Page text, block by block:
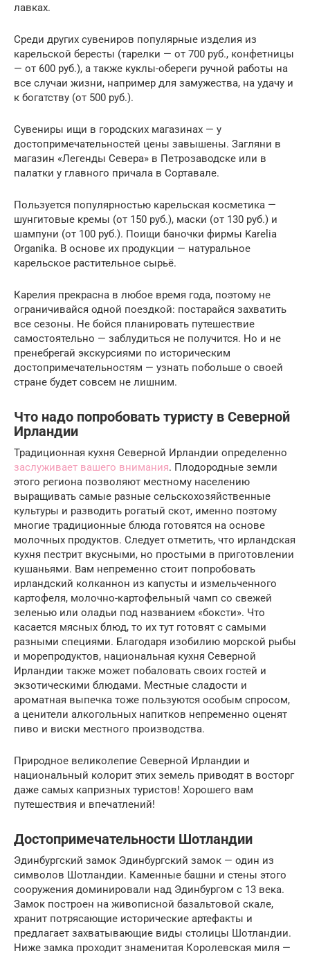
лавках.
Среди других сувениров популярные изделия из
карельской бересты (тарелки — от 700 руб., конфетницы
— от 600 руб.), а также куклы-обереги ручной работы на
все случаи жизни, например для замужества, на удачу и
к богатству (от 500 руб.).
Сувениры ищи в городских магазинах — у
достопримечательностей цены завышены. Загляни в
магазин «Легенды Севера» в Петрозаводске или в
палатки у главного причала в Сортавале.
Пользуется популярностью карельская косметика —
шунгитовые кремы (от 150 руб.), маски (от 130 руб.) и
шампуни (от 100 руб.). Поищи баночки фирмы Karelia
Organika. В основе их продукции — натуральное
карельское растительное сырьё.
Карелия прекрасна в любое время года, поэтому не
ограничивайся одной поездкой: постарайся захватить
все сезоны. Не бойся планировать путешествие
самостоятельно — заблудиться не получится. Но и не
пренебрегай экскурсиями по историческим
достопримечательностям — узнать побольше о своей
стране будет совсем не лишним.
Что надо попробовать туристу в Северной
Ирландии
Традиционная кухня Северной Ирландии определенно
заслуживает вашего внимания. Плодородные земли
этого региона позволяют местному населению
выращивать самые разные сельскохозяйственные
культуры и разводить рогатый скот, именно поэтому
многие традиционные блюда готовятся на основе
молочных продуктов. Следует отметить, что ирландская
кухня пестрит вкусными, но простыми в приготовлении
кушаньями. Вам непременно стоит попробовать
ирландский колканнон из капусты и измельченного
картофеля, молочно-картофельный чамп со свежей
зеленью или оладьи под названием «боксти». Что
касается мясных блюд, то их тут готовят с самыми
разными специями. Благодаря изобилию морской рыбы
и морепродуктов, национальная кухня Северной
Ирландии также может побаловать своих гостей и
экзотическими блюдами. Местные сладости и
ароматная выпечка тоже пользуются особым спросом,
а ценители алкогольных напитков непременно оценят
пиво и виски местного производства.
Природное великолепие Северной Ирландии и
национальный колорит этих земель приводят в восторг
даже самых капризных туристов! Хорошего вам
путешествия и впечатлений!
Достопримечательности Шотландии
Эдинбургский замок Эдинбургский замок — один из
символов Шотландии. Каменные башни и стены этого
сооружения доминировали над Эдинбургом с 13 века.
Замок построен на живописной базальтовой скале,
хранит потрясающие исторические артефакты и
предлагает захватывающие виды столицы Шотландии.
Ниже замка проходит знаменитая Королевская миля —